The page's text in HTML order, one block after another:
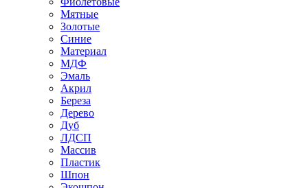
Мятные
Золотые
Синие
Материал
МДФ
Эмаль
Акрил
Береза
Дерево
Дуб
ЛДСП
Массив
Пластик
Шпон